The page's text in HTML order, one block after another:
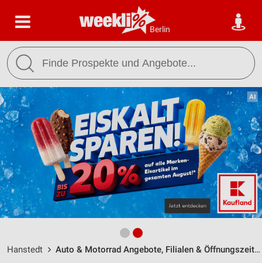
Berlin
Hanstedt Auto & Motorrad Angebote, Filialen & Öffnungszeiten